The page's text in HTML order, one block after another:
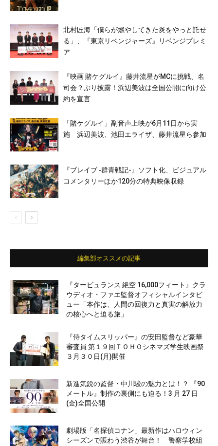
北村匠海「僕らが燃やしてきた炎をやっと託せ
る」、『東京リベンジャーズ』リベンジプレミ
ア
『映画 賭ケグルイ』藤井流星がMCに挑戦、名
司会？ぶり披露！浜辺美波は全国公開に向け公
約を宣言
「賭ケグルイ」副音声上映が6月11日から実
施 浜辺美波、池田エライザ、藤井流星ら参加
『ブレイブ ‐群青戦記-』ソフト化、ビジュアル
コメンタリーほか120分の特典映像収録
編集部オススメの記事
『タービュランス 絶空 16,000フィート』クラ
ウディオ・ファエ監督オフィシャルインタビ
ュー「本作は、人間の回復力と真実の解放力
の核心へと迫る旅」
『侍タイムスリッパー』の安田監督など豪華
審査員 第１９回ＴＯＨＯシネマズ学生映画祭
３月３０日(月)開催
新進気鋭の監督・中川駿の魅力とは！？ 『90
メートル』制作の裏側にも迫る！3 月 27 日
(金)全国公開
劇場版「名探偵コナン」最新作はハロウィン
シーズンで賑わう渋谷が舞台！ 警察学校組